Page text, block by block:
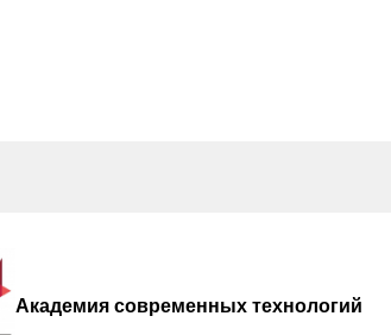
Академия современных технологий